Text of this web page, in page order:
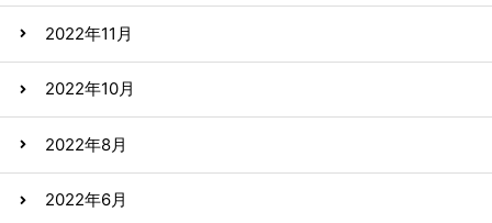
2022年11月
2022年10月
2022年8月
2022年6月